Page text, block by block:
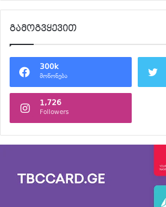
გამოგვყევით
300k
მოწონება
1,726
Followers